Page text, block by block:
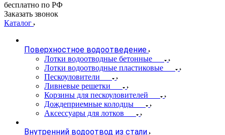
бесплатно по РФ
Заказать звонок
Каталог
Поверхностное водоотведение
Лотки водоотводные бетонные
Лотки водоотводные пластиковые
Пескоуловители
Ливневые решетки
Корзины для пескоуловителей
Дождеприемные колодцы
Аксессуары для лотков
Внутренний водоотвод из стали